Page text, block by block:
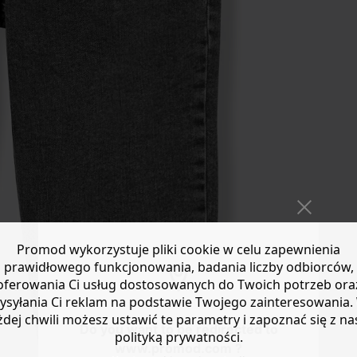
Do you want to be redirected to
www.promod.com ?
Promod wykorzystuje pliki cookie w celu zapewnienia
prawidłowego funkcjonowania, badania liczby odbiorców,
Ci usług dostosowanych do Twoich potrzeb
Ci reklam na podstawie Twojego zainteresowania.
chwili możesz ustawić te parametry i zapoznać się z
polityką prywatności.